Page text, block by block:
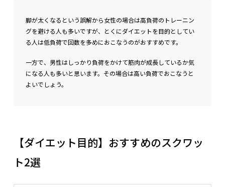
脚が太くなるという誤解から女性の場合は高負荷のトレーニン
グを避ける人も多いですが、とくにダイエットを目的としてい
る人は低負荷で回数を多めにおこなうのがおすすめです。
一方で、男性はしっかり負荷をかけて筋肉が成長しているか気
になる人も多いと思います。その場合は高い負荷でおこなうと
よいでしょう。
【ダイエット目的】おすすめのスクワッ
ト2選